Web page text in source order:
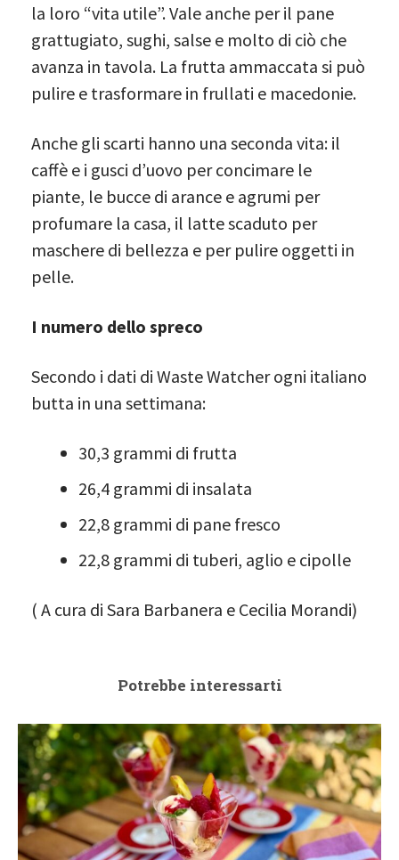
la loro “vita utile”. Vale anche per il pane
grattugiato, sughi, salse e molto di ciò che
avanza in tavola. La frutta ammaccata si può
pulire e trasformare in frullati e macedonie.
Anche gli scarti hanno una seconda vita: il
caffè e i gusci d’uovo per concimare le
piante, le bucce di arance e agrumi per
profumare la casa, il latte scaduto per
maschere di bellezza e per pulire oggetti in
pelle.
I numero dello spreco
Secondo i dati di Waste Watcher ogni italiano
butta in una settimana:
30,3 grammi di frutta
26,4 grammi di insalata
22,8 grammi di pane fresco
22,8 grammi di tuberi, aglio e cipolle
( A cura di Sara Barbanera e Cecilia Morandi)
Potrebbe interessarti